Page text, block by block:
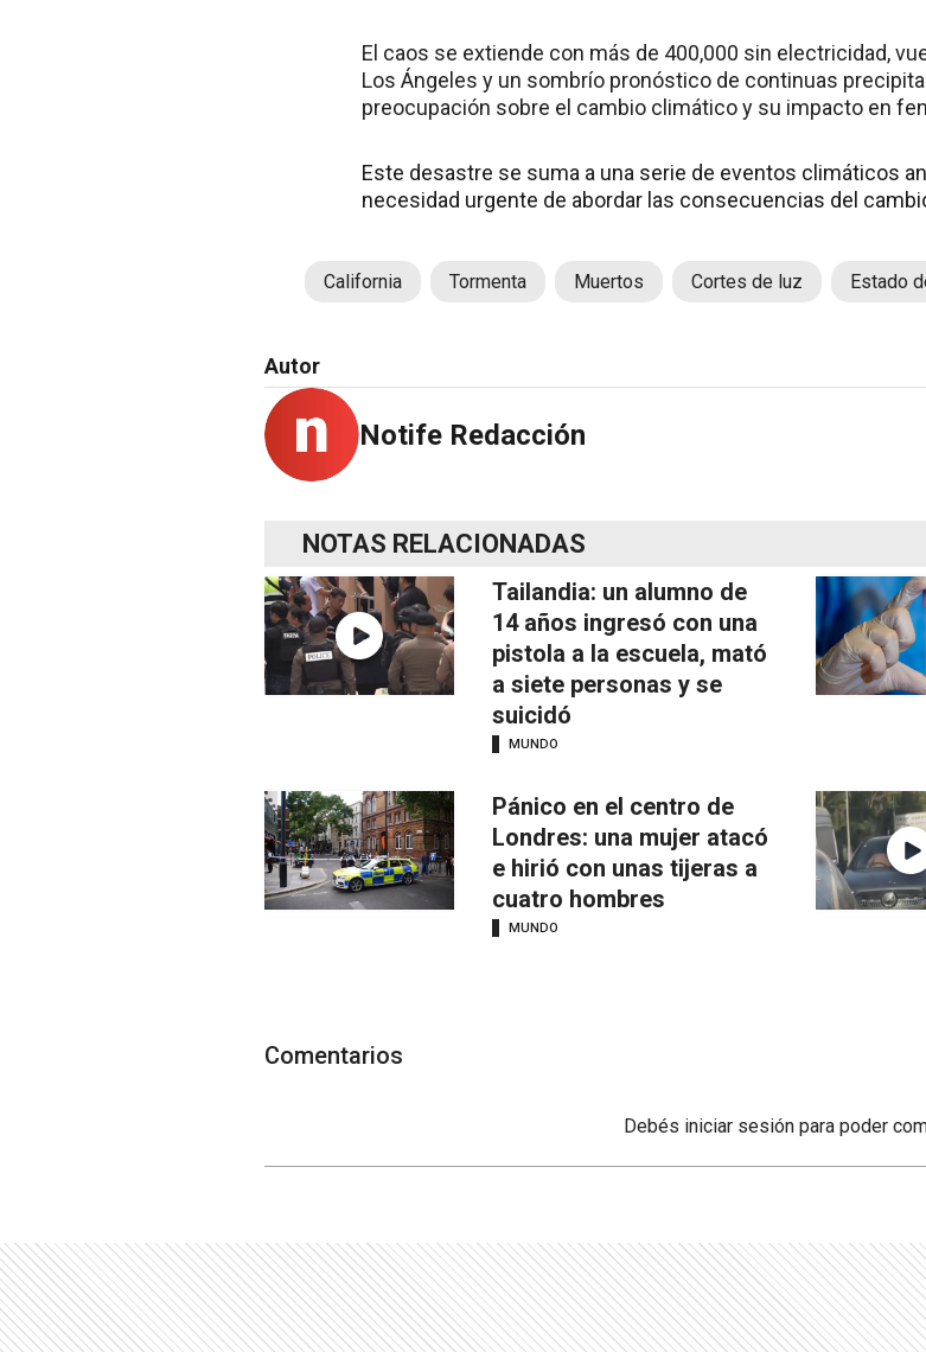
El caos se extiende con más de 400,000 sin electricidad,
Los Ángeles y un sombrío pronóstico de continuas
preocupación sobre el cambio climático y su impacto en
Este desastre se suma a una serie de eventos climáticos
necesidad urgente de abordar las consecuencias del
California Tormenta Muertos Cortes de luz Estado
Autor
Notife Redacción
NOTAS RELACIONADAS
Tailandia: un alumno de
14 años ingresó con una
pistola a la escuela, mató
a siete personas y se
suicidó
MUNDO
Pánico en el centro de
Londres: una mujer atacó
e hirió con unas tijeras a
cuatro hombres
MUNDO
Comentarios
Debés iniciar sesión para poder